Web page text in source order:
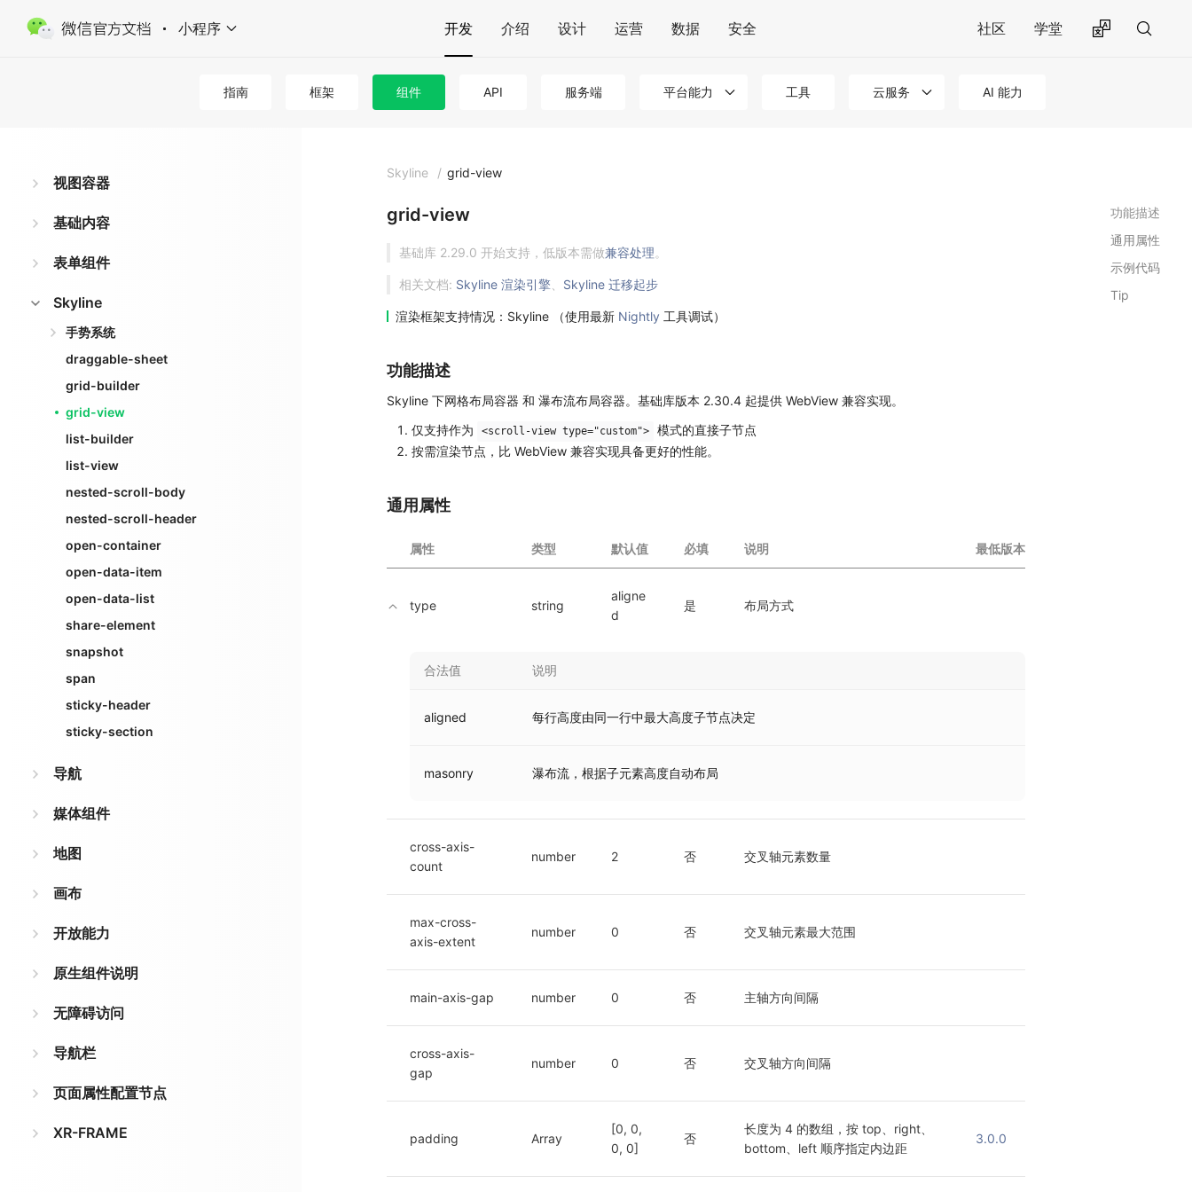
小程序 开发 介绍 设计 运营 数据 安全 社区 学堂
指南 框架 组件 API 服务端 平台能力 工具 云服务 AI 能力
视图容器
基础内容
表单组件
Skyline
手势系统
draggable-sheet
grid-builder
grid-view
list-builder
list-view
nested-scroll-body
nested-scroll-header
open-container
open-data-item
open-data-list
share-element
snapshot
span
sticky-header
sticky-section
导航
媒体组件
地图
画布
开放能力
原生组件说明
无障碍访问
导航栏
页面属性配置节点
XR-FRAME
Skyline / grid-view
grid-view
基础库 2.29.0 开始支持，低版本需做兼容处理。
相关文档: Skyline 渲染引擎 Skyline 迁移起步
渲染框架支持情况：Skyline （使用最新 Nightly 工具调试）
功能描述
Skyline 下网格布局容器 和 瀑布流布局容器。基础库版本 2.30.4 起提供 WebView 兼容实现。
仅支持作为
<scroll-view type="custom">
模式的直接子节点
按需渲染节点，比 WebView 兼容实现具备更好的性能。
通用属性
属性 类型 默认值 必填 说明 最低版本
type string
aligne
d
是 布局方式
合法值 说明
aligned 每行高度由同一行中最大高度子节点决定
masonry 瀑布流，根据子元素高度自动布局
cross-axis-
count
number 2 否 交叉轴元素数量
max-cross-
axis-extent
number 0 否 交叉轴元素最大范围
main-axis-gap number 0 否 主轴方向间隔
cross-axis-
gap
number 0 否 交叉轴方向间隔
padding Array
[0, 0,
0, 0]
否
长度为 4 的数组，按 top、right、
bottom、left 顺序指定内边距
3.0.0
功能描述
通用属性
示例代码
Tip